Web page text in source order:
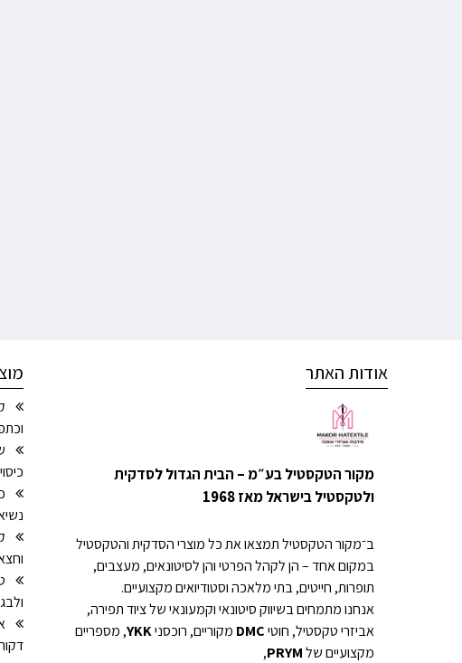
אודות האתר
מקור הטקסטיל בע״מ – הבית הגדול לסדקית
ולטקסטיל בישראל מאז 1968
ב־מקור הטקסטיל תמצאו את כל מוצרי הסדקית והטקסטיל
במקום אחד – הן לקהל הפרטי והן לסיטונאים, מעצבים,
תופרות, חייטים, בתי מלאכה וסטודיואים מקצועיים.
אנחנו מתמחים בשיווק סיטונאי וקמעונאי של ציוד תפירה,
אביזרי טקסטיל, חוטיDMC מקוריים, רוכסניYKK, מספריים
מקצועיים שלPRYM
,
וכתפיים
כיסוי נושם
נשיאה – 60×180